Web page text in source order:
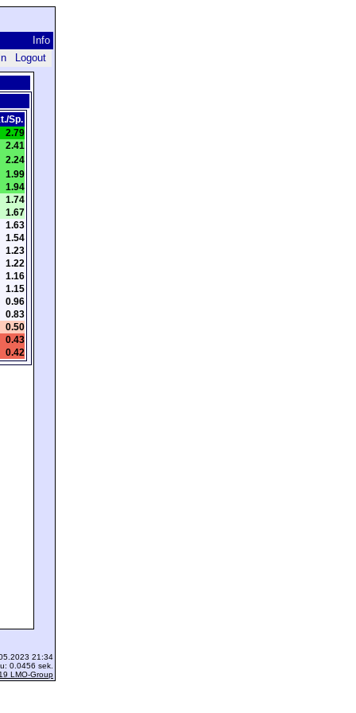
Info
Logout
Sp.
2.79
2.41
2.24
1.99
1.94
1.74
1.67
1.63
1.54
1.23
1.22
1.16
1.15
0.96
0.83
0.50
0.43
0.42
21:34
0.0456 sek.
LMO-Group